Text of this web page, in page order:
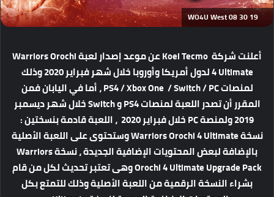
أعلنت شركة Koei Tecmo عن موعد إصدار لعبة Warriors Orochi
4 Ultimate لدول أمريكا وأوروبا خلال شهر فبراير 2020 وذلك
لمنصات PS4 / Xbox One / Switch / PC ، أما في اليابان فمن
المقرر أن تصدر اللعبة لمنصات PS4 و Switch خلال شهر ديسمبر
2019 ولمنصة PC خلال فبراير 2020 ، اللعبة قادمة بنسختين :
نسخة Warriors Orochi 4 Ultimate وستحتوى على اللعبة الأصلية
بالإضافة لبعض المحتويات الإضافية الجديدة ، نسخة Warriors
Orochi 4 Ultimate Upgrade Pack وهى تعتبر تحديث لكل من قام
بشراء النسخة الرقمية من اللعبة الأصلية وذلك للتمتع بكل